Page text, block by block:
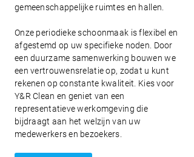
gemeenschappelijke ruimtes en hallen.
Onze periodieke schoonmaak is flexibel en
afgestemd op uw specifieke noden. Door
een duurzame samenwerking bouwen we
een vertrouwensrelatie op, zodat u kunt
rekenen op constante kwaliteit. Kies voor
Y&R Clean en geniet van een
representatieve werkomgeving die
bijdraagt aan het welzijn van uw
medewerkers en bezoekers.